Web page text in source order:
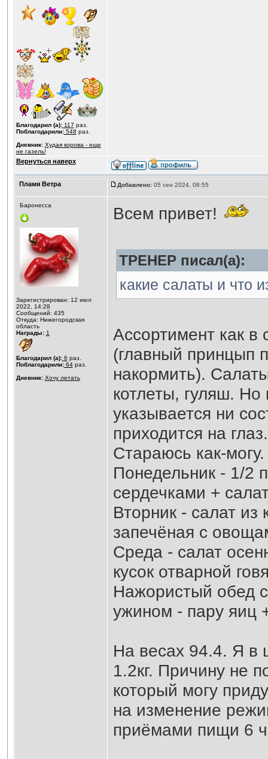
Благодарил (а):117 раз.
Поблагодарили:548 раз.
Дневник: Худая корова - еще
не газель!
Вернуться наверх
Пламя Ветра Добавлено:05 сен 2024, 08:55
Баронесса
Зарегистрирован: 12 июл
2022, 14:28
Сообщений: 435
Откуда: Нижегородская
область
Награды: 1
Благодарил (а):6 раз.
Поблагодарили:64раз.
Дневник: Хочу летать
Всем привет!
ТРЕНЕР писал(а):
какие салаты и что
Ассортимент как в
(главный принцып
накормить).
котлеты, гуляш.
указывается ни
приходится на глаз.
Стараюсь как-
Понедельник - 1/2
сердечками +
Вторник - салат из
запечёная с
Среда - салат
кусок отварной
Нажористый обед
ужином - пару яиц
На весах 94.4. Я в
1.2кг. Причину не
который могу
на изменение
приёмами пищи 6